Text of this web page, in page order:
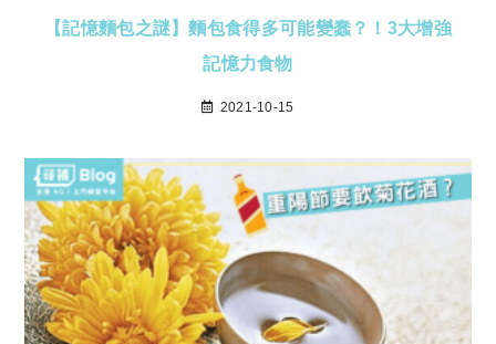
【記憶麵包之謎】麵包食得多可能變蠢？！3大增強
記憶力食物
2021-10-15